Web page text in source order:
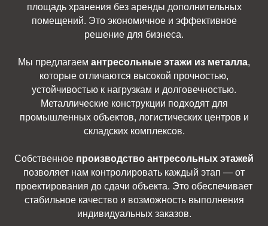
площадь хранения без аренды дополнительных
помещений. Это экономичное и эффективное
решение для бизнеса.
Мы предлагаем антресольные этажи из металла,
которые отличаются высокой прочностью,
устойчивостью к нагрузкам и долговечностью.
Металлические конструкции подходят для
промышленных объектов, логистических центров и
складских комплексов.
Собственное производство антресольных этажей
позволяет нам контролировать каждый этап — от
проектирования до сдачи объекта. Это обеспечивает
стабильное качество и возможность выполнения
индивидуальных заказов.